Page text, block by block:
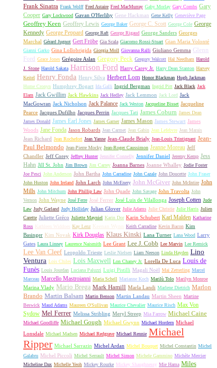
Frank Sinatra Frank Wolff Fred Astaire Fred MacMurray Gaby Morlay Gary Combs Gary
Cooper Gary Lockwood Gavan O'Herlihy Gene Hackman Gene Kelly Geneviève Page
Geoffrey Keen Geoffrey Lewis George Baker George C. Scott George Cole George
Kennedy George Peppard George Raft George Rigaud George Sanders Georges
Marchal Gérard Jugnot Gert Fröbe Gia Scala Giacomo Rossi-Stuart Gian Maria Volonté
Gianni Garko Gina Lollobrigida Giorgia Moll Giovanna Ralli Giuliano Gemma Glenn
Ford
Grace Jones Grégoire Aslan Gregory Peck Gregory Walcott Hal Needham Harold
J. Stone Harold Sakata Harrison Ford Harry Carey Jr. Harry Dean Stanton Harvey
Keitel Henry Fonda Henry Silva Herbert Lom Honor Blackman Hugh Jackman
Hume Cronyn Humphrey Bogart Ida Galli Ingrid Bergman Ingrid Pitt Jack Black Jack
Elam Jack Gwillim Jack Hawkins Jack Hedley Jack Lemmon Jack Lord Jack
MacGowran Jack Nicholson Jack Palance Jack Weston Jacqueline Bisset Jacqueline
Pearce Jacques Dufilho Jacques Perrin Jacques Tati James Coburn James Dean
James Donald James Earl Jones James Garner James Mason James Stewart James
Woods Jane Fonda Jason Robards Jean Carmet Jean Gabin Jean Lefebvre Jean Marais
Jean Richard Jean Rochefort Jean Yanne Jean-Claude Brialy Jean-Louis Trintignant Jean-
Paul Belmondo Jean-Pierre Mocky Jean-Roger Caussimon Jeanne Moreau Jeff
Chandler Jeff Corey Jeffrey Hunter Jennifer Connelly Jennifer Daniel Jeremy Kemp Jess
Hahn Jill St. John Jim Brown Jim Carrey Joanna Barnes Joanne Whalley Jodie Foster
Joe Pesci John Anderson John Bartha John Carradine John Cazale John Doucette John Fraser
John Huston John Ireland John Larch John McEnery John McGiver John McIntire John
Mills John Mitchum John Phillip Law John Quade John Savage John Travolta John
Vernon John Wayne José Ferre José Ferrer José Luis de Vilallonga Joseph Cotten Jude
Law Judy Garland Judy Holliday Julian Glover Julie Adams Julie Christie Julie Harris Julien
Carette Juliette Gréco Juliette Mayniel Karin Dor Karin Schubert Karl Malden Katharine
Ross Kathleen Widdoes Kay Lenz Keenan Wynn Keith Carradine Kevin Bacon Kim
Basinger Kim Novak Kirk Douglas Klaus Kinski Lana Turner Lana Wood Larry
Gates Laura Linney Laurence Naismith Lee Grant Lee J. Cobb Lee Marvin Lee Remick
Lee Van Cleef Leopoldo Trieste Leslie Nielsen Liam Neeson Linda Hayden Lino
Ventura Lois Chiles Lois Maxwell Lon Chaney Jr. Lorella De Luca Louis de
Funès Louis Jourdan Luciana Paluzzi Luigi Pistilli Magali Noël Mai Zetterling Marcel
Marceau Marcello Mastroianni Maria Schell Marianne Koch Marilù Tolo Marilyn Monroe
Marina Vlady Mario Brega Mark Hamill Marla Landi Marlene Dietrich Marlon
Brando Martin Balsam Martin Benson Martin Landau Martin Sheen Martine
Beswick Maud Adams Maureen O'Sullivan Maurice Chevalier Maurice Risch Max Von
Sydow Mel Ferrer Melissa Stribling Meryl Streep Mia Farrow Michael Caine
Michael Goodliffe Michael Gough Michael Gwynn Michael Hordern Michael
Lonsdale Michael Madsen Michael Redgrave Michael Rennie Michael
Ripper Michael Sarrazin Michel Ardan Michel Bouquet Michel Constantin Michel
Galabru Michel Piccoli Michel Serrault Michel Simon Michele Gammino Michèle Mercier
Micheline Dax Michelle Yeoh Mickey Rourke Mickey Shaughnessy Mie Hama Miles